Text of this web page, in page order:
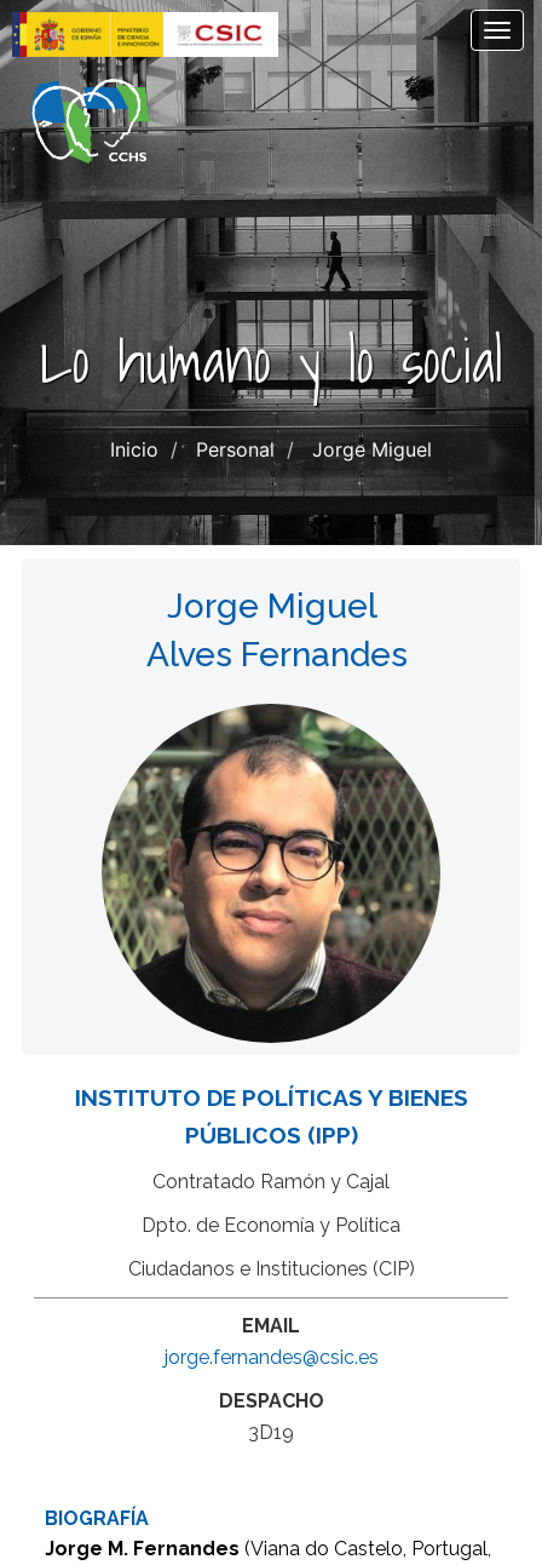
Pasar
al
contenido
principal
Lo humano y lo social
Inicio Personal Jorge Miguel
Jorge Miguel
Alves Fernandes
INSTITUTO DE POLÍTICAS Y BIENES
PÚBLICOS (IPP)
Contratado Ramón y Cajal
Dpto. de Economía y Política
Ciudadanos e Instituciones (CIP)
EMAIL
jorge.fernandes@csic.es
DESPACHO
3D19
BIOGRAFÍA
Jorge M. Fernandes (Viana do Castelo, Portugal,